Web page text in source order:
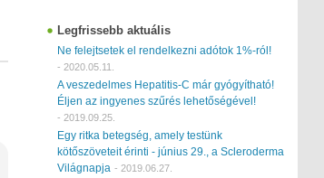
Legfrissebb aktuális
Ne felejtsetek el rendelkezni adótok 1%-ról!
- 2020.05.11.
A veszedelmes Hepatitis-C már gyógyítható!
Éljen az ingyenes szűrés lehetőségével!
- 2019.09.25.
Egy ritka betegség, amely testünk
kötőszöveteit érinti - június 29., a Scleroderma
Világnapja - 2019.06.27.